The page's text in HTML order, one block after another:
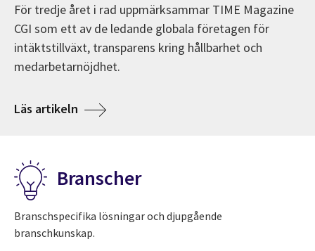
För tredje året i rad uppmärksammar TIME Magazine
CGI som ett av de ledande globala företagen för
intäktstillväxt, transparens kring hållbarhet och
medarbetarnöjdhet.
Läs artikeln Om TIME utser CGI till ett av världens
Branscher
Branschspecifika lösningar och djupgående
branschkunskap.